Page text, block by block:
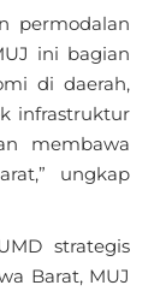
permodalan
ini bagian
di daerah,
infrastruktur
membawa
ungkap
strategis
Barat, MUJ